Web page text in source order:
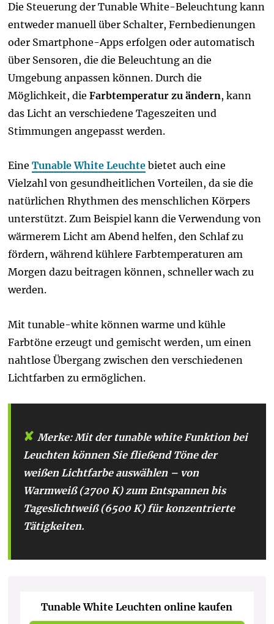
Die Steuerung der Tunable White-Beleuchtung kann
entweder manuell über Schalter, Fernbedienungen
oder Smartphone-Apps erfolgen oder automatisch
über Sensoren, die die Beleuchtung an die
Umgebung anpassen können. Durch die
Möglichkeit, dieFarbtemperatur zu ändern, kann
das Licht an verschiedene Tageszeiten und
Stimmungen angepasst werden.
EineTunable White Leuchte bietet auch eine
Vielzahl von gesundheitlichen Vorteilen, da sie die
natürlichen Rhythmen des menschlichen Körpers
unterstützt. Zum Beispiel kann die Verwendung von
wärmerem Licht am Abend helfen, den Schlaf zu
fördern, während kühlere Farbtemperaturen am
Morgen dazu beitragen können, schneller wach zu
werden.
Mit tunable-white können warme und kühle
Farbtöne erzeugt und gemischt werden, um einen
nahtlose Übergang zwischen den verschiedenen
Lichtfarben zu ermöglichen.
Merke:Mit der tunable white Funktion bei
Leuchten können Sie fließend Töne der
weißen Lichtfarbe auswählen – von
Warmweiß (2700 K) zum Entspannen bis
Tageslichtweiß (6500 K) für konzentrierte
Tätigkeiten.
Tunable White Leuchten online kaufen